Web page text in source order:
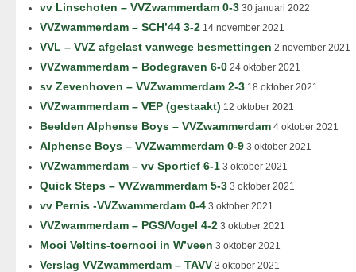
vv Linschoten – VVZwammerdam 0-3 30 januari 2022
VVZwammerdam – SCH’44 3-2 14 november 2021
VVL – VVZ afgelast vanwege besmettingen 2 november 2021
VVZwammerdam – Bodegraven 6-0 24 oktober 2021
sv Zevenhoven – VVZwammerdam 2-3 18 oktober 2021
VVZwammerdam – VEP (gestaakt) 12 oktober 2021
Beelden Alphense Boys – VVZwammerdam 4 oktober 2021
Alphense Boys – VVZwammerdam 0-9 3 oktober 2021
VVZwammerdam – vv Sportief 6-1 3 oktober 2021
Quick Steps – VVZwammerdam 5-3 3 oktober 2021
vv Pernis -VVZwammerdam 0-4 3 oktober 2021
VVZwammerdam – PGS/Vogel 4-2 3 oktober 2021
Mooi Veltins-toernooi in W’veen 3 oktober 2021
Verslag VVZwammerdam – TAVV 3 oktober 2021